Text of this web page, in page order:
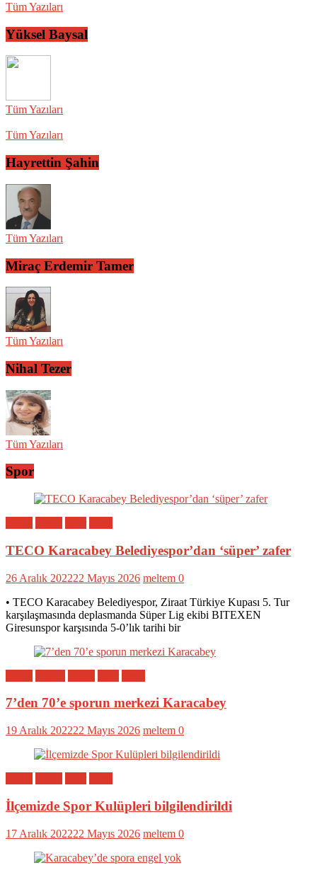
Tüm Yazıları
Yüksel Baysal
Tüm Yazıları
Tüm Yazıları
Hayrettin Şahin
Tüm Yazıları
Miraç Erdemir Tamer
Tüm Yazıları
Nihal Tezer
Tüm Yazıları
Spor
TECO Karacabey Belediyespor’dan ‘süper’ zafer
26 Aralık 202222 Mayıs 2026 meltem 0
• TECO Karacabey Belediyespor, Ziraat Türkiye Kupası 5. Tur
karşılaşmasında deplasmanda Süper Lig ekibi BITEXEN
Giresunspor karşısında 5-0’lık tarihi bir
7’den 70’e sporun merkezi Karacabey
19 Aralık 202222 Mayıs 2026 meltem 0
İlçemizde Spor Kulüpleri bilgilendirildi
17 Aralık 202222 Mayıs 2026 meltem 0